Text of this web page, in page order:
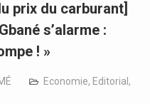
prix du carburant]
s’alarme :
! »
Economie, Editorial ,